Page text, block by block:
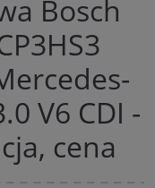
Bosch
V6 CDI -
cena